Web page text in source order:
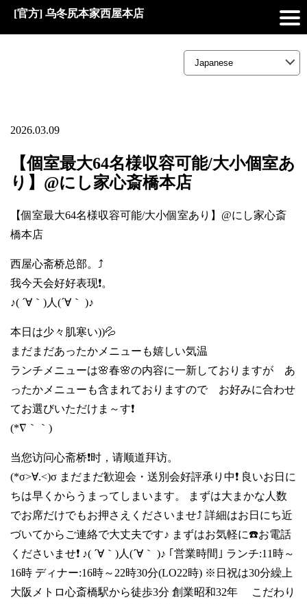
[官方] 乌冬尻本家西屋本店
2026.03.09
【個室最大64名様収容可能/大小個室あ
り】@にし家心斎橋本店
【個室最大64名様収容可能/大小個室あり】@にし家心斎
橋本店
西屋心斋桥总部。⤴️
我今天会好好表现❗。
♪( ´∀｀)人(´∀｀ )♪
本日は少々肌寒い))💦
まだまだあったかメニューも嬉しい気温
ランチメニューは🌸春🌸の内容に一新しておりますが あ
ったかメニューも含まれておりますので お好みに合わせ
てお選びいただけま～す❗
(*∇｀｀)
当您访问心斋桥❗时，请顺道拜访。
(*σ>∀.<)σ まだまだ歓迎会・送別会好評承り中❗ 良いお日に
ちは早くからうまってしまいます。 まずは大まかな人数
でお席だけでもお押さえくださいませ⤴️ 詳細はお日にち近
づいてからご連絡で大丈夫です♪ まずはお気軽に☎️お電話
くださいませ❗ ♪( ´∀｀)人(´∀｀ )♪ ｢営業時間｣ ランチ:11時～
16時 ディナー:16時～22時30分(LO22時) ※日祝は30分繰上
大阪メトロ心斎橋駅から徒歩3分 創業昭和32年 こだわり